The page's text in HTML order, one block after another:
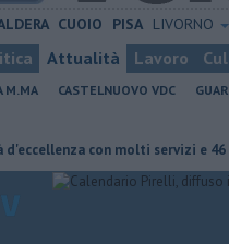
CUOIO PISA LIVORNO
Attualità Lavoro
M.MA CASTELNUOVO VDC
con molti servizi e 46 posti"